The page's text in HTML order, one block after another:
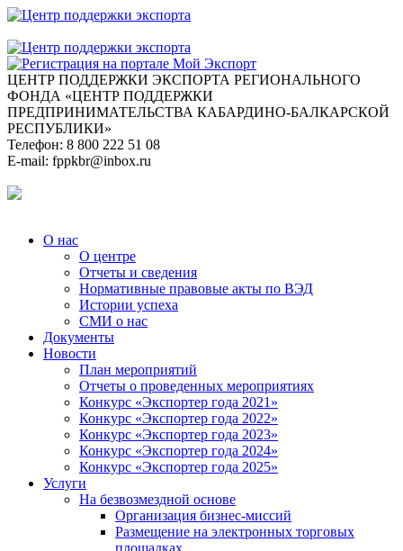
ЦЕНТР ПОДДЕРЖКИ ЭКСПОРТА РЕГИОНАЛЬНОГО
ФОНДА «ЦЕНТР ПОДДЕРЖКИ
ПРЕДПРИНИМАТЕЛЬСТВА КАБАРДИНО-БАЛКАРСКОЙ
РЕСПУБЛИКИ»
Телефон: 8 800 222 51 08
E-mail: fppkbr@inbox.ru
О нас
О центре
Отчеты и сведения
Нормативные правовые акты по ВЭД
Истории успеха
СМИ о нас
Документы
Новости
План мероприятий
Отчеты о проведенных мероприятиях
Конкурс «Экспортер года 2021»
Конкурс «Экспортер года 2022»
Конкурс «Экспортер года 2023»
Конкурс «Экспортер года 2024»
Конкурс «Экспортер года 2025»
Услуги
На безвозмездной основе
Организация бизнес-миссий
Размещение на электронных торговых
площадках